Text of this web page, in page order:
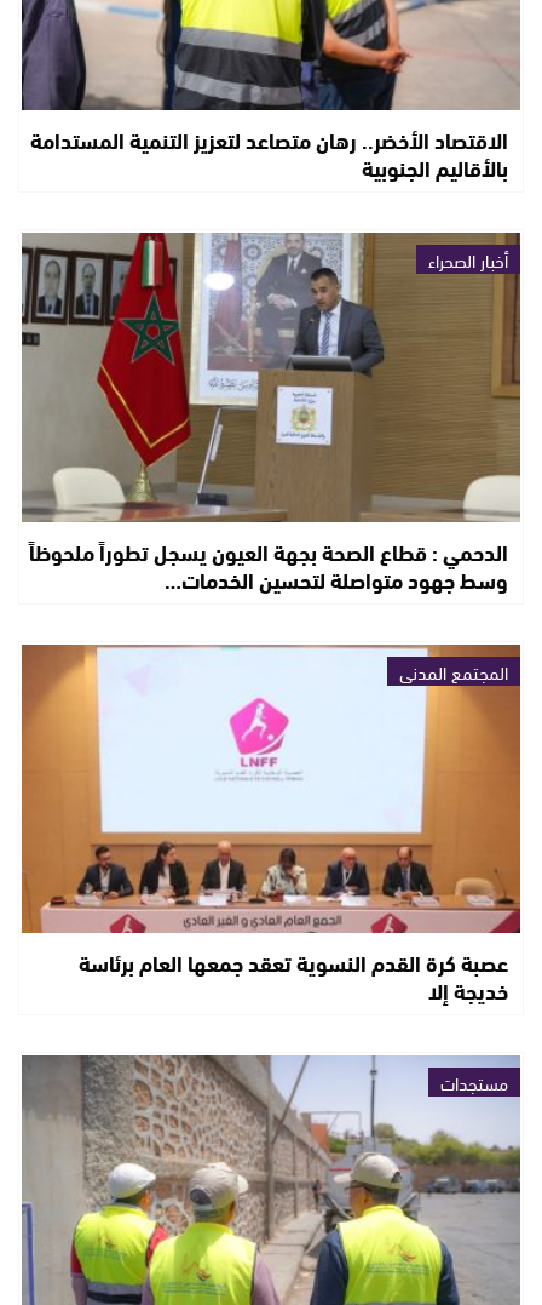
الاقتصاد الأخضر.. رهان متصاعد لتعزيز التنمية المستدامة
بالأقاليم الجنوبية
أخبار الصحراء
الدحمي : قطاع الصحة بجهة العيون يسجل تطوراً ملحوظاً
وسط جهود متواصلة لتحسين الخدمات…
المجتمع المدني
عصبة كرة القدم النسوية تعقد جمعها العام برئاسة
خديجة إلا
مستجدات